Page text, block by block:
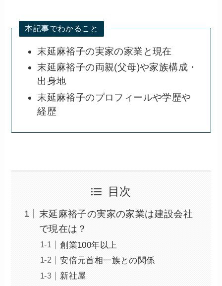
本記事でわかること
末延麻裕子の実家の家業と現在
末延麻裕子の両親(父母)や家族構成・
出身地
末延麻裕子のプロフィールや学歴や
経歴
目次
末延麻裕子の実家の家業は建設会社
で現在は？
創業100年以上
安倍元首相一族との関係
新社屋